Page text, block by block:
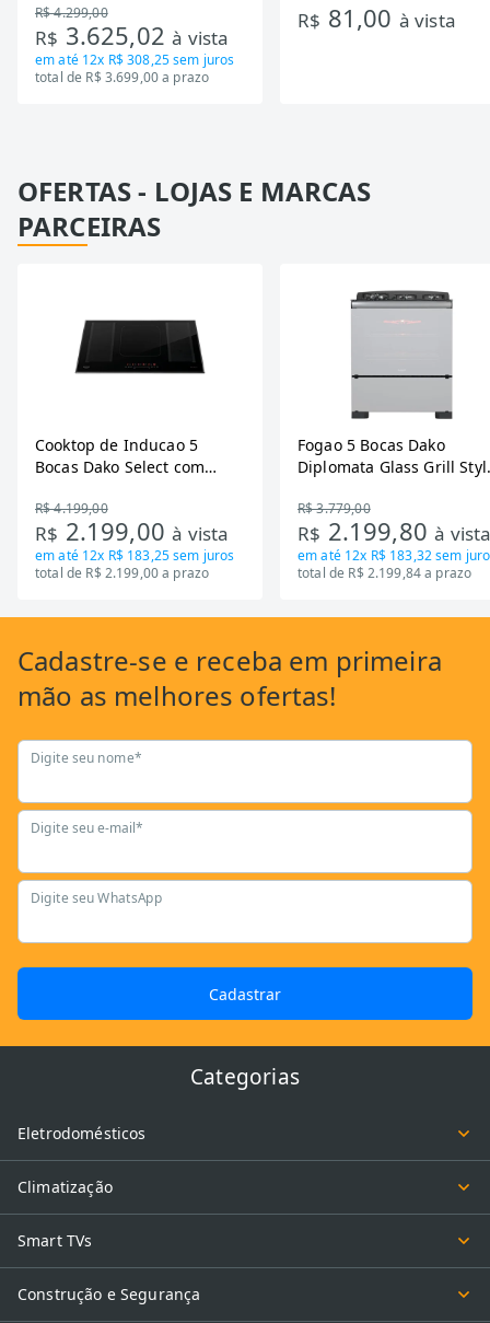
Tecnologia Inverter, Branco,
Bivolt
R$ 4.299,00
R$ 3.625,02à vista
em até 12x R$ 308,25sem juros
total de R$ 3.699,00 a prazo
R$ 81,00 à vista
OFERTAS - LOJAS E MARCAS
PARCEIRAS
Cooktop de Inducao 5
Bocas Dako Select com
R$ 4.199,00
R$ 2.199,00à vista
em até 12x R$ 183,25sem juros
total de R$ 2.199,00 a prazo
Fogao 5 Bocas Dako
Diplomata Glass Grill
R$ 3.779,00
R$ 2.199,80à
em até 12x R$ 183,32sem
total de R$ 2.199,84 a prazo
Cadastre-se e receba em primeira
mão as melhores ofertas!
Digite seu nome*
Digite seu e-mail*
Digite seu WhatsApp
Cadastrar
Categorias
Eletrodomésticos
Climatização
Smart TVs
Construção e Segurança